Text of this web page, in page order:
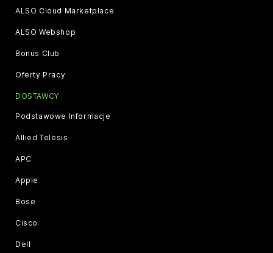
ALSO Cloud Marketplace
ALSO Webshop
Bonus Club
Oferty Pracy
DOSTAWCY
Podstawowe Informacje
Allied Telesis
APC
Apple
Bose
Cisco
Dell